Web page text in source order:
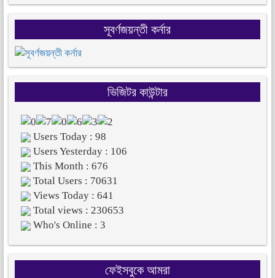
সূবর্ণজয়ন্তী কর্নার
ভিজিটর কাউন্টার
Users Today : 98
Users Yesterday : 106
This Month : 676
Total Users : 70631
Views Today : 641
Total views : 230653
Who's Online : 3
ফেইসবুকে আমরা